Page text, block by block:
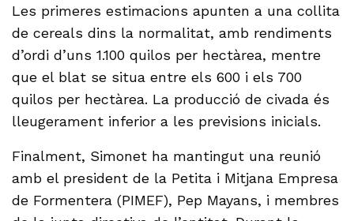
Les primeres estimacions apunten a una collita
de cereals dins la normalitat, amb rendiments
d’ordi d’uns 1.100 quilos per hectàrea, mentre
que el blat se situa entre els 600 i els 700
quilos per hectàrea. La producció de civada és
lleugerament inferior a les previsions inicials.
Finalment, Simonet ha mantingut una reunió
amb el president de la Petita i Mitjana Empresa
de Formentera (PIMEF), Pep Mayans, i membres